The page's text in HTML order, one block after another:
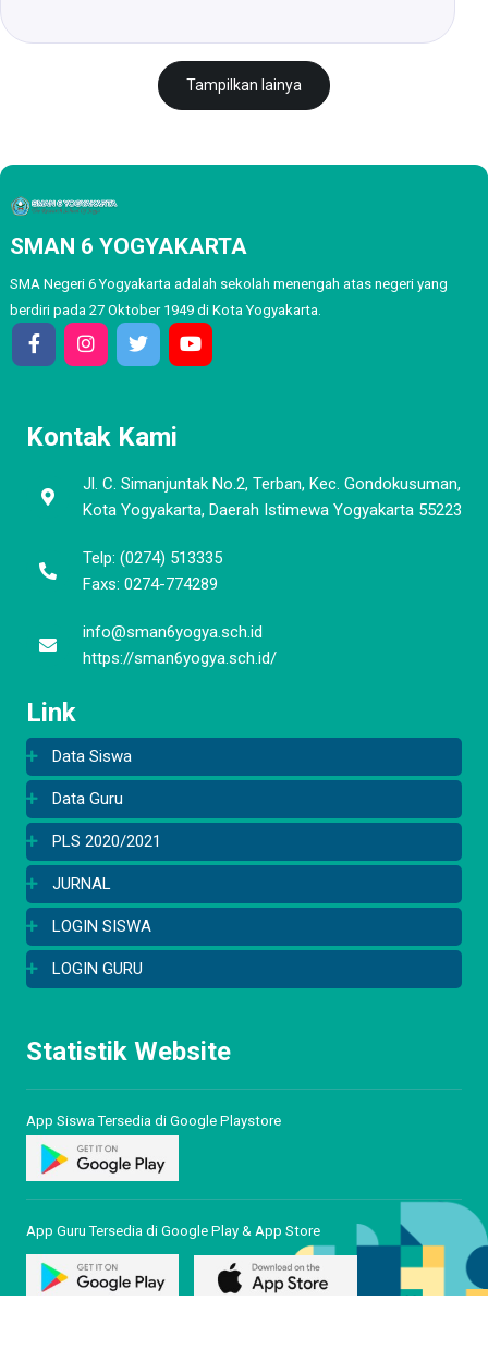
Tampilkan lainya
SMAN 6 YOGYAKARTA
SMA Negeri 6 Yogyakarta adalah sekolah menengah atas negeri yang
berdiri pada 27 Oktober 1949 di Kota Yogyakarta.
Kontak Kami
Jl. C. Simanjuntak No.2, Terban, Kec. Gondokusuman,
Kota Yogyakarta, Daerah Istimewa Yogyakarta 55223
Telp: (0274) 513335
Faxs: 0274-774289
info@sman6yogya.sch.id
https://sman6yogya.sch.id/
Link
Data Siswa
Data Guru
PLS 2020/2021
JURNAL
LOGIN SISWA
LOGIN GURU
Statistik Website
App Siswa Tersedia di Google Playstore
App Guru Tersedia di Google Play & App Store